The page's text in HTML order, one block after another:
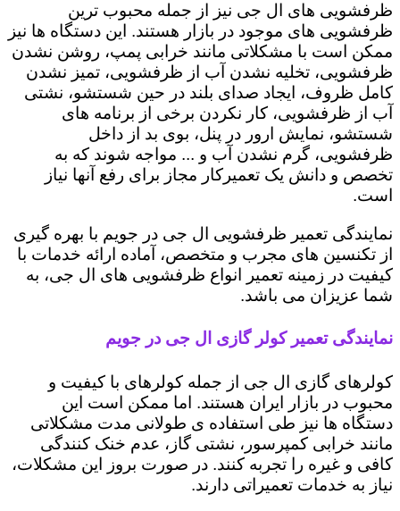
ظرفشویی های ال جی نیز از جمله محبوب ترین
ظرفشویی های موجود در بازار هستند. این دستگاه ها نیز
ممکن است با مشکلاتی مانند خرابی پمپ، روشن نشدن
ظرفشویی، تخلیه نشدن آب از ظرفشویی، تمیز نشدن
کامل ظروف، ایجاد صدای بلند در حین شستشو، نشتی
آب از ظرفشویی، کار نکردن برخی از برنامه های
شستشو، نمایش ارور در پنل، بوی بد از داخل
ظرفشویی، گرم نشدن آب و ... مواجه شوند که به
تخصص و دانش یک تعمیرکار مجاز برای رفع آنها نیاز
است.
نمایندگی تعمیر ظرفشویی ال جی در جویم با بهره گیری
از تکنسین های مجرب و متخصص، آماده ارائه خدمات با
کیفیت در زمینه تعمیر انواع ظرفشویی های ال جی، به
شما عزیزان می باشد.
نمایندگی تعمیر کولر گازی ال جی در جویم
کولرهای گازی ال جی از جمله کولرهای با کیفیت و
محبوب در بازار ایران هستند. اما ممکن است این
دستگاه ها نیز طی استفاده ی طولانی مدت مشکلاتی
مانند خرابی کمپرسور، نشتی گاز، عدم خنک کنندگی
کافی و غیره را تجربه کنند. در صورت بروز این مشکلات،
نیاز به خدمات تعمیراتی دارند.